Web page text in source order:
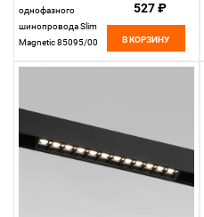
однофазного
шинопровода Slim
Magnetic 85095/00
527 ₽
В КОРЗИНУ